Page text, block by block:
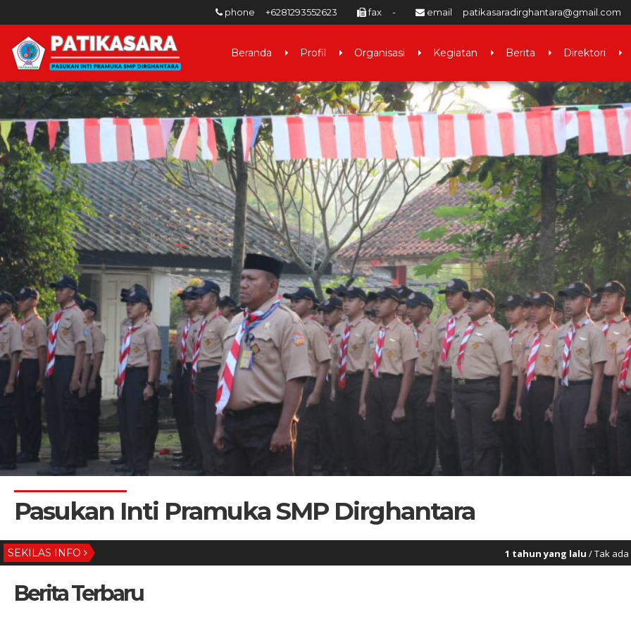
phone +6281293552623 fax - email patikasaradirghantara@gmail.com
Beranda Profil Organisasi Kegiatan Berita Direktori
Pasukan Inti Pramuka SMP Dirghantara
SEKILAS INFO / Tak ada pelaut ulung yang lahir di
Berita Terbaru